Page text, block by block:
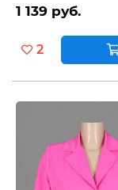
1 139 руб.
2